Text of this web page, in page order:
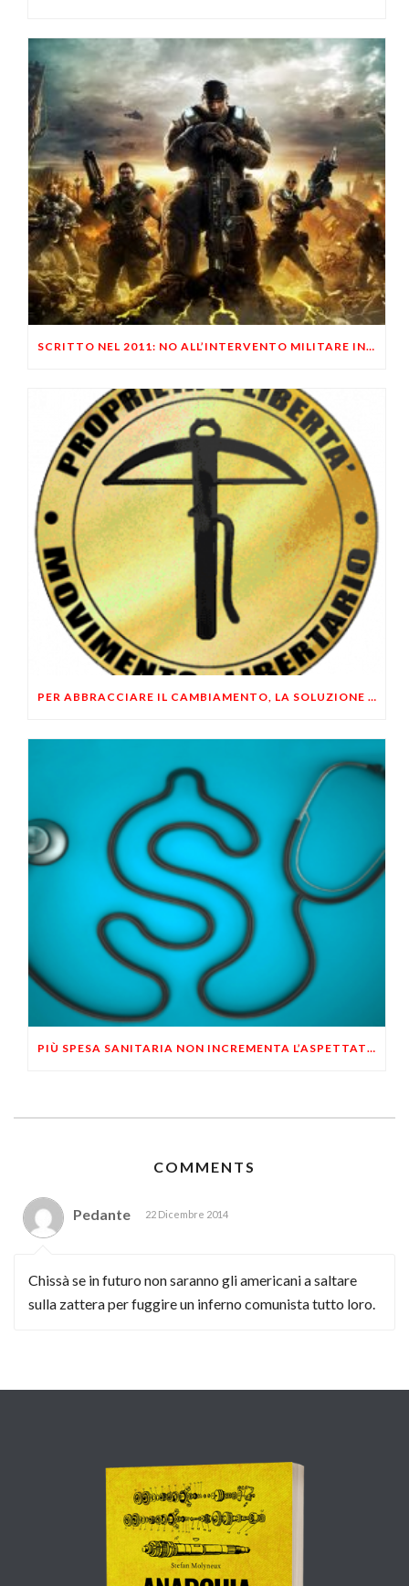
SCRITTO NEL 2011: NO ALL’INTERVENTO MILITARE IN SIRIA
PER ABBRACCIARE IL CAMBIAMENTO, LA SOLUZIONE E’ INDIVIDUALE
PIÙ SPESA SANITARIA NON INCREMENTA L’ASPETTATIVA DI VITA DELLE PERSONE
COMMENTS
Pedante 22 Dicembre 2014
Chissà se in futuro non saranno gli americani a saltare
sulla zattera per fuggire un inferno comunista tutto loro.